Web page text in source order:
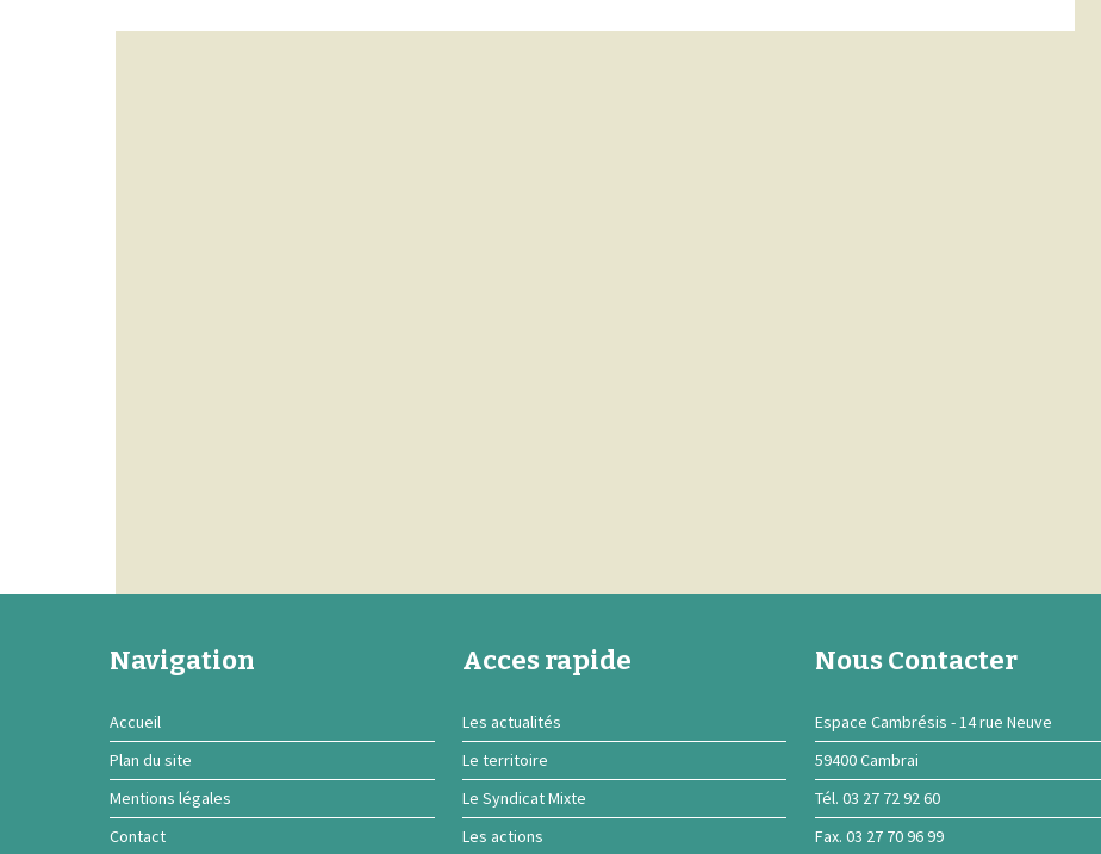
Navigation
Accueil
Plan du site
Mentions légales
Contact
Acces rapide
Les actualités
Le territoire
Le Syndicat Mixte
Les actions
Nous Contacter
Espace Cambrésis - 14 rue Neuve
59400 Cambrai
Tél. 03 27 72 92 60
Fax. 03 27 70 96 99